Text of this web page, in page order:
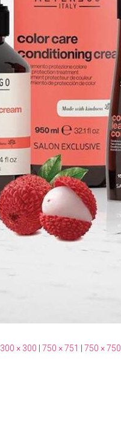
300 × 300 750 × 751 750 × 750